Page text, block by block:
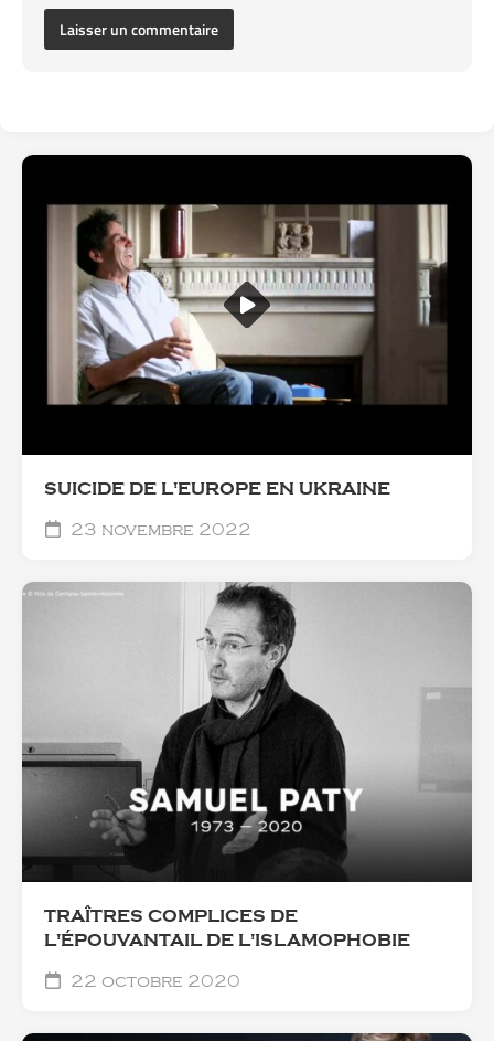
SUICIDE DE L'EUROPE EN UKRAINE
23 novembre 2022
TRAÎTRES COMPLICES DE
L'ÉPOUVANTAIL DE L'ISLAMOPHOBIE
22 octobre 2020